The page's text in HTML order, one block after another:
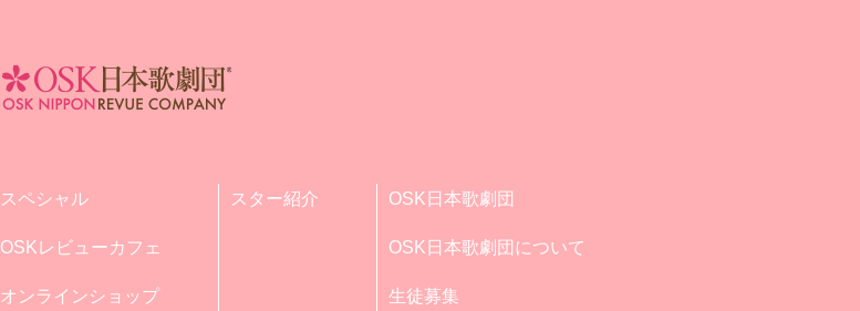
スペシャル
OSKレビューカフェ
オンラインショップ
スター紹介 OSK日本歌劇団
OSK日本歌劇団について
生徒募集